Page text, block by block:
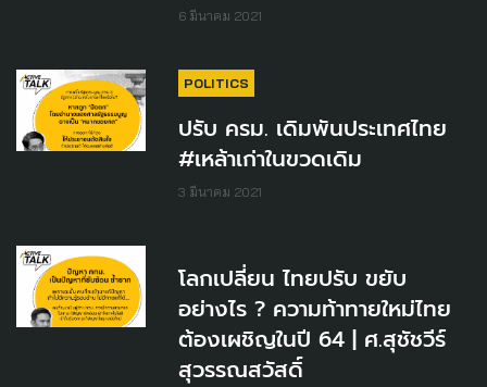
6 มีนาคม 2021
POLITICS
ปรับ ครม. เดิมพันประเทศไทย
#เหล้าเก่าในขวดเดิม
3 มีนาคม 2021
โลกเปลี่ยน​ ไทยปรับ​ ขยับ
อย่างไร ? ความท้าทายใหม่ไทย
ต้องเผชิญในปี 64 | ศ.สุชัชวีร์
สุวรรณสวัสดิ์